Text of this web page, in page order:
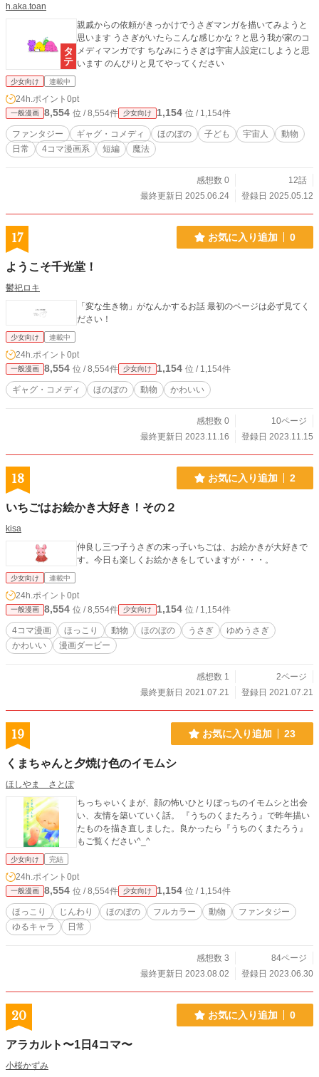
h.aka.toan
親戚からの依頼がきっかけでうさぎマンガを描いてみようと
思います うさぎがいたらこんな感じかな？と思う我が家のコ
メディマンガです ちなみにうさぎは宇宙人設定にしようと思
います のんびりと見てやってください
少女向け 連載中
24h.ポイント 0pt
一般漫画 8,554 位 / 8,554件 少女向け 1,154 位 / 1,154件
ファンタジー ギャグ・コメディ ほのぼの 子ども 宇宙人
動物
日常
4コマ漫画系 短編 魔法
感想数 0
12話
最終更新日 2025.06.24
登録日 2025.05.12
17 お気に入り追加 0
ようこそ千光堂！
鬱祀ロキ
「変な生き物」がなんかするお話 最初のページは必ず見てく
ださい！
少女向け 連載中
24h.ポイント 0pt
一般漫画 8,554 位 / 8,554件 少女向け 1,154 位 / 1,154件
ギャグ・コメディ ほのぼの 動物 かわいい
感想数 0
10ページ
最終更新日 2023.11.16
登録日 2023.11.15
18 お気に入り追加 2
いちごはお絵かき大好き！その２
kisa
仲良し三つ子うさぎの末っ子いちごは、お絵かきが大好きで
す。今日も楽しくお絵かきをしていますが・・・。
少女向け 連載中
24h.ポイント 0pt
一般漫画 8,554 位 / 8,554件 少女向け 1,154 位 / 1,154件
4コマ漫画 ほっこり 動物 ほのぼの うさぎ
ゆめうさぎ
かわいい
漫画ダービー
感想数 1
2ページ
最終更新日 2021.07.21
登録日 2021.07.21
19 お気に入り追加 23
くまちゃんと夕焼け色のイモムシ
ほしやま さとぽ
ちっちゃいくまが、顔の怖いひとりぼっちのイモムシと出会
い、友情を築いていく話。 『うちのくまたろう』で昨年描い
たものを描き直しました。良かったら『うちのくまたろう』
もご覧ください^_^
少女向け 完結
24h.ポイント 0pt
一般漫画 8,554 位 / 8,554件 少女向け 1,154 位 / 1,154件
ほっこり じんわり ほのぼの フルカラー 動物
ファンタジー
ゆるキャラ
日常
感想数 3
84ページ
最終更新日 2023.08.02
登録日 2023.06.30
20 お気に入り追加 0
アラカルト〜1日4コマ〜
小桜かずみ